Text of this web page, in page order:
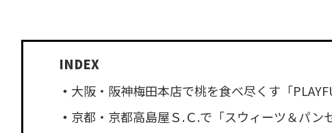
大阪・阪神梅田本店で桃を食べ尽くす「
京都・京都高島屋Ｓ.Ｃ.で「スウィーツ＆パン